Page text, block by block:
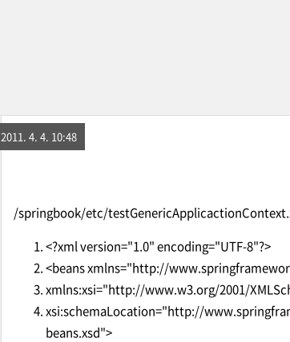
2011. 4. 4. 10:48
/springbook/etc/
<?xml version="1.0" encoding="UTF-8"?>
<beans xmlns="http://
xmlns:xsi="http://www.w3.org/2001/
xsi:schemaLocation="http://
beans.xsd">